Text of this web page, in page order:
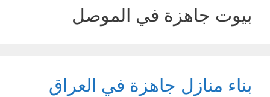
بيوت جاهزة في الموصل
بناء منازل جاهزة في العراق